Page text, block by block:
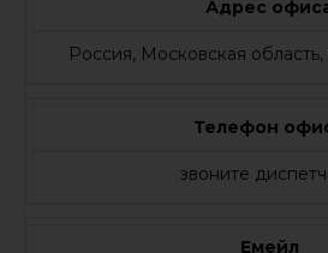
Адрес
Россия, Московская
Телефон
звоните
Емейл